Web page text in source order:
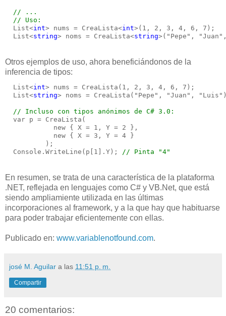
// ...
  // Uso:
  List<
int> nums = CreaLista<int>(1, 2, 3, 4, 6, 7);
  List<
string> noms = CreaLista<string>("Pepe",
Otros ejemplos de uso, ahora beneficiándonos de la
inferencia de tipos:
  List<
int> nums = CreaLista(1, 2, 3, 4, 6, 7);
  List<
string> noms = CreaLista("Pepe", "Juan",
// Incluso con tipos anónimos de C# 3.0:
  var p = CreaLista(
            new { X = 1, Y = 2 },
            new { X = 3, Y = 4 }
          );
  Console.WriteLine(p[1].Y);
// Pinta "4"
En resumen, se trata de una característica de la plataforma
.NET, reflejada en lenguajes como C# y VB.Net, que está
siendo ampliamiente utilizada en las últimas
incorporaciones al framework, y a la que hay que habituarse
para poder trabajar eficientemente con ellas.
Publicado en: www.variablenotfound.com.
josé M. Aguilar a las 11:51 p. m.
Compartir
20 comentarios: